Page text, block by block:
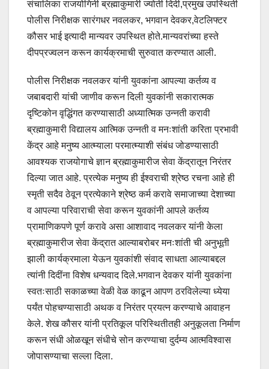
संचालिका राजयोगिनी ब्रह्माकुमारी ज्योती दिदी,प्रमुख उपस्थिती
पोलीस निरीक्षक सारंगधर नवलकर, भगवान देवकर,वेटलिफ्टर
कौसर भाई इत्यादी मान्यवर उपस्थित होते.मान्यवरांच्या हस्ते
दीपप्रज्वलन करून कार्यक्रमाची सुरुवात करण्यात आली.
पोलीस निरीक्षक नवलकर यांनी युवकांना आपल्या कर्तव्य व
जबाबदारी यांची जाणीव करून दिली युवकांनी सकारात्मक
दृष्टिकोन वृद्धिंगत करण्यासाठी अध्यात्मिक उन्नती करावी
ब्रह्माकुमारी विद्यालय आत्मिक उन्नती व मनःशांती करिता प्रभावी
केंद्र आहे मनुष्य आत्म्याला परमात्म्याशी संबंध जोडण्यासाठी
आवश्यक राजयोगाचे ज्ञान ब्रह्माकुमारीज सेवा केंद्रातून निरंतर
दिल्या जात आहे. प्रत्येक मनुष्य ही ईश्वराची श्रेष्ठ रचना आहे ही
स्मृती सदैव ठेवून प्रत्येकाने श्रेष्ठ कर्म करावे समाजाच्या देशाच्या
व आपल्या परिवाराची सेवा करून युवकांनी आपले कर्तव्य
प्रामाणिकपणे पूर्ण करावे असा आशावाद नवलकर यांनी केला
ब्रह्माकुमारीज सेवा केंद्रात आल्याबरोबर मनःशांती ची अनुभूती
झाली कार्यक्रमाला येऊन युवकांशी संवाद साधता आल्याबद्दल
त्यांनी दिदींना विशेष धन्यवाद दिले.भगवान देवकर यांनी युवकांना
स्वतःसाठी सकाळच्या वेळी वेळ काढून आपण ठरविलेल्या ध्येया
पर्यंत पोहचण्यासाठी अथक व निरंतर प्रयत्न करण्याचे आवाहन
केले. शेख कौसर यांनी प्रतिकूल परिस्थितीतही अनुकूलता निर्माण
करून संधी ओळखून संधीचे सोन करण्याचा दुर्दम्य आत्मविश्वास
जोपासण्याचा सल्ला दिला.